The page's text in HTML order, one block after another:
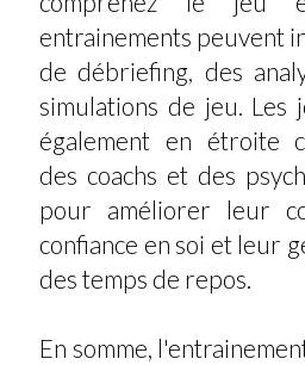
entrainements peuvent
de débriefing, des
simulations de jeu. Les
également en étroite
des coachs et des
pour améliorer leur
confiance en soi et leur
des temps de repos.
En somme,